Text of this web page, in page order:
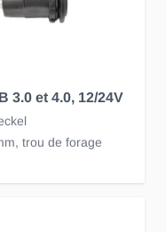
3.0 et 4.0, 12/24V
trou de forage